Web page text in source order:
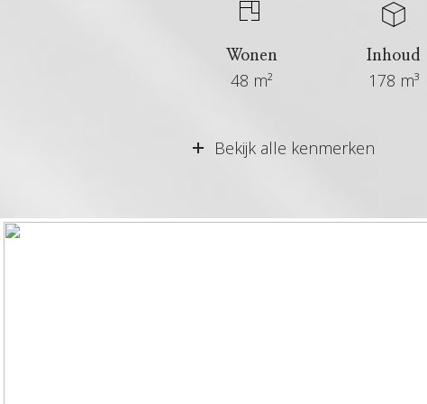
Wonen
48 m²
Inhoud
178 m³
Bekijk alle kenmerken